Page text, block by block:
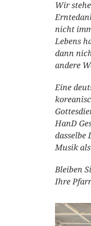
Wir
nicht
Lebens
dann
andere
Eine
HanD
dasselbe
Musik
Bleiben
Ihre